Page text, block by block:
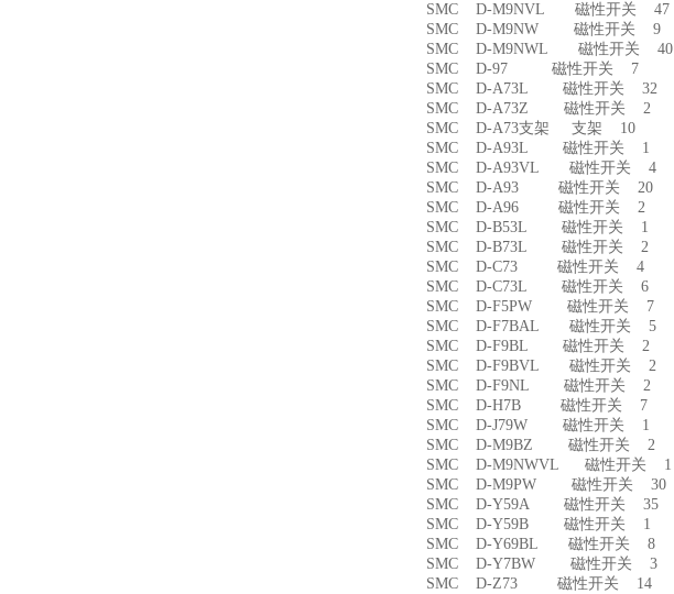
SMC D-M9NVL 磁性开关 47
SMC D-M9NW 磁性开关 9
SMC D-M9NWL 磁性开关 40
SMC D-97 磁性开关 7
SMC D-A73L 磁性开关 32
SMC D-A73Z 磁性开关 2
SMC D-A73支架 支架 10
SMC D-A93L 磁性开关 1
SMC D-A93VL 磁性开关 4
SMC D-A93 磁性开关 20
SMC D-A96 磁性开关 2
SMC D-B53L 磁性开关 1
SMC D-B73L 磁性开关 2
SMC D-C73 磁性开关 4
SMC D-C73L 磁性开关 6
SMC D-F5PW 磁性开关 7
SMC D-F7BAL 磁性开关 5
SMC D-F9BL 磁性开关 2
SMC D-F9BVL 磁性开关 2
SMC D-F9NL 磁性开关 2
SMC D-H7B 磁性开关 7
SMC D-J79W 磁性开关 1
SMC D-M9BZ 磁性开关 2
SMC D-M9NWVL 磁性开关 1
SMC D-M9PW 磁性开关 30
SMC D-Y59A 磁性开关 35
SMC D-Y59B 磁性开关 1
SMC D-Y69BL 磁性开关 8
SMC D-Y7BW 磁性开关 3
SMC D-Z73 磁性开关 14